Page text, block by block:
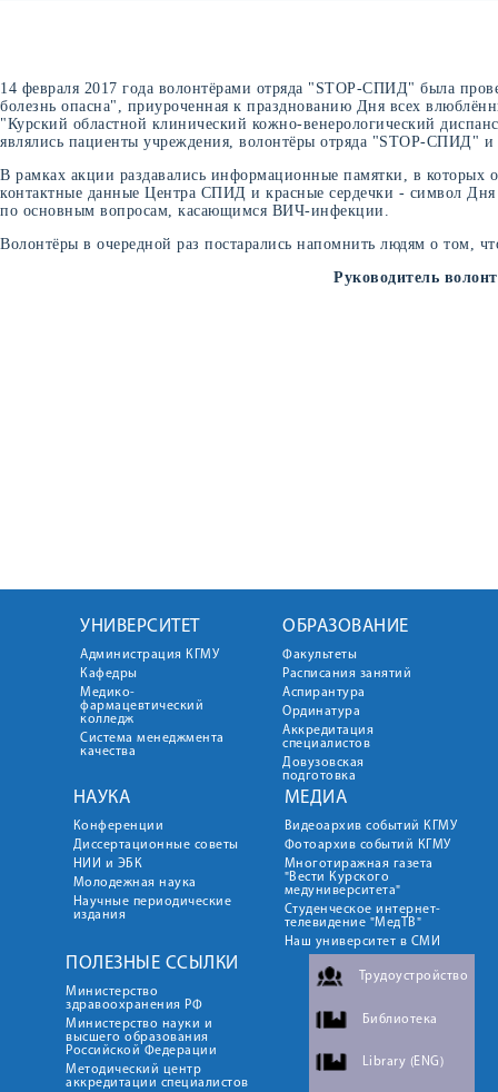
14 февраля 2017 года волонтёрами отряда "STOP-СПИД" была
болезнь опасна", приуроченная к празднованию Дня всех
"Курский областной клинический кожно-венерологический
являлись пациенты учреждения, волонтёры отряда "STOP-СПИД" и
В рамках акции раздавались информационные памятки, в
контактные данные Центра СПИД и красные сердечки - символ
по основным вопросам, касающимся ВИЧ-инфекции.
Волонтёры в очередной раз постарались напомнить людям о том,
Руководитель
УНИВЕРСИТЕТ
Администрация КГМУ
Кафедры
Медико-
фармацевтический
колледж
Система менеджмента
качества
ОБРАЗОВАНИЕ
Факультеты
Расписания занятий
Аспирантура
Ординатура
Аккредитация
специалистов
Довузовская
подготовка
НАУКА
Конференции
Диссертационные советы
НИИ и ЭБК
Молодежная наука
Научные периодические
издания
МЕДИА
Видеоархив событий КГМУ
Фотоархив событий КГМУ
Многотиражная газета
"Вести Курского
медуниверситета"
Студенческое интернет-
телевидение "МедТВ"
Наш университет в СМИ
ПОЛЕЗНЫЕ ССЫЛКИ
Министерство
здравоохранения РФ
Министерство науки и
высшего образования
Российской Федерации
Методический центр
аккредитации специалистов
Трудоустройство
Библиотека
Library (ENG)